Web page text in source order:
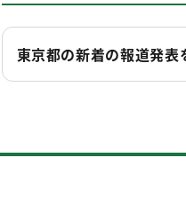
東京都の新着の報道発表